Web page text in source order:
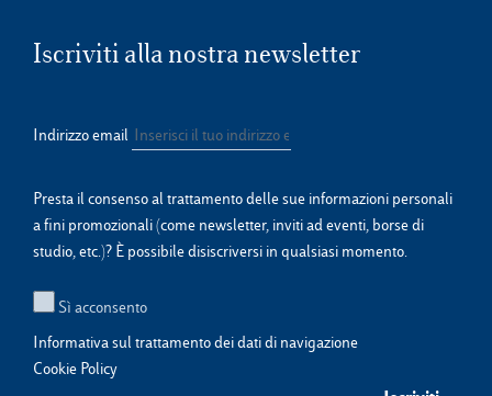
Iscriviti alla nostra newsletter
Indirizzo email
Presta il consenso al trattamento delle sue informazioni personali
a fini promozionali (come newsletter, inviti ad eventi, borse di
studio, etc.)? È possibile disiscriversi in qualsiasi momento.
Sì acconsento
Informativa sul trattamento dei dati di navigazione
Cookie Policy